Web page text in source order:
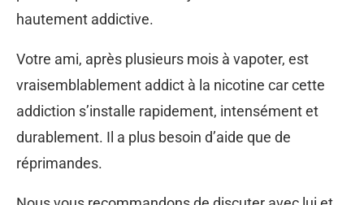
hautement addictive.
Votre ami, après plusieurs mois à vapoter, est
vraisemblablement addict à la nicotine car cette
addiction s’installe rapidement, intensément et
durablement. Il a plus besoin d’aide que de
réprimandes.